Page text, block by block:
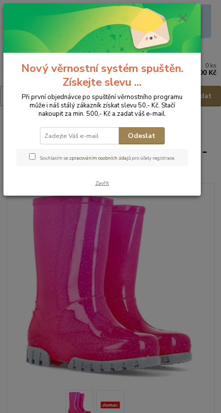
Menu
Hledat
0 ks
0,00 Kč
DEMAR Dětské holinky Twister -
Nový věrnostní systém spuštěn.
Získejte slevu ...
Při první objednávce po spuštění věrnostního programu
může i náš stálý zákazník získat slevu 50,- Kč. Stačí
nakoupit za min. 500,- Kč a zadat váš e-mail.
Odeslat
Souhlasím se zpracováním osobních údajů pro účely registrace.
Zavřít